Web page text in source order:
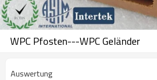
WPC Pfosten---WPC Geländer
Auswertung